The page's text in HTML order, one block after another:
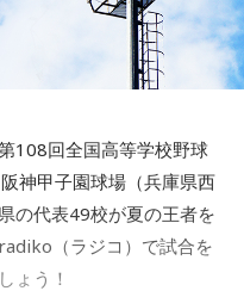
なんやってかないとね」
すよね。だから自分が調
がいいなと段々なってい
たっていう……」と続け
画作品を作る理由のひと
ことと同じことを、全部
108回全国高等学校野球
神甲子園球場（兵庫県西
の代表49校が夏の王者を
（ラジコ）で試合を
ょう！